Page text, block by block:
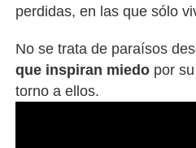
perdidas, en las que sólo
No se trata de paraísos
que inspiran miedo por
torno a ellos.